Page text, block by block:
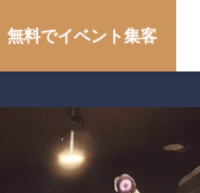
無料でイベント集客